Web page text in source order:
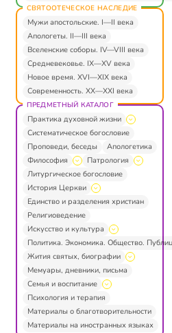
СВЯТООТЕЧЕСКОЕ НАСЛЕДИЕ
Мужи апостольские. I—II века
Апологеты. II—III века
Вселенские соборы. IV—VIII века
Средневековье. IX—XV века
Новое время. XVI—XIX века
Современность. XX—XXI века
ПРЕДМЕТНЫЙ КАТАЛОГ
Практика духовной жизни
Систематическое богословие
Проповеди, беседы
Апологетика
Философия
Патрология
Литургическое богословие
История Церкви
Единство и разделения христиан
Религиоведение
Искусство и культура
Политика. Экономика. Общество.
Жития святых, биографии
Мемуары, дневники, письма
Семья и воспитание
Психология и терапия
Материалы о благотворительности
Материалы на иностранных языках